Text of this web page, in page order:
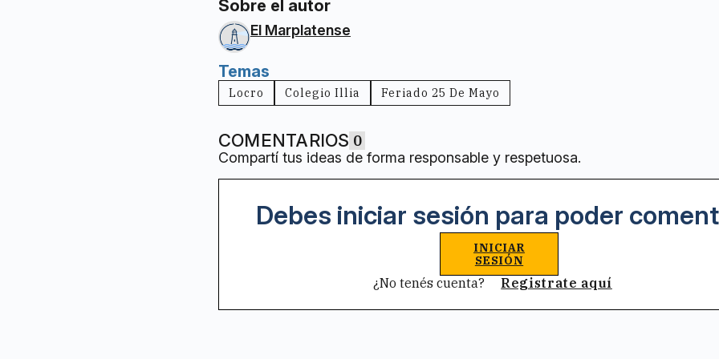
Sobre el autor
El Marplatense
Temas
Locro Colegio Illia Feriado 25 De Mayo
COMENTARIOS 0
Compartí tus ideas de forma responsable y respetuosa.
Debes iniciar sesión para poder
INICIAR
SESIÓN
¿No tenés cuenta? Registrate aquí